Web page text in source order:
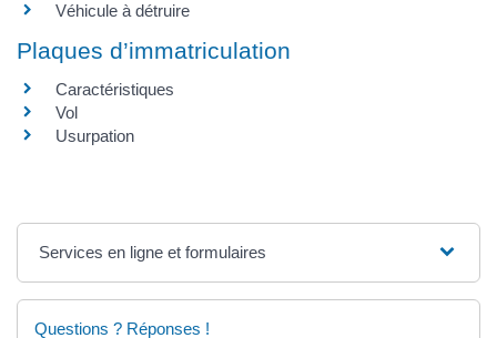
Véhicule à détruire
Plaques d’immatriculation
Caractéristiques
Vol
Usurpation
Services en ligne et formulaires
Questions ? Réponses !